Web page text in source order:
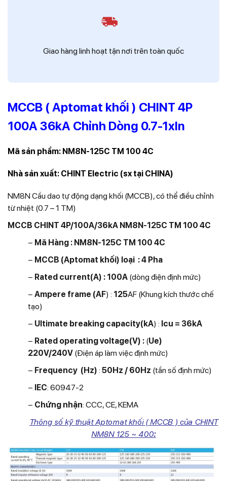
Giao hàng linh hoạt tận nơi trên toàn quốc
MCCB ( Aptomat khối ) CHINT 4P
100A 36kA Chỉnh Dòng 0.7-1xIn
Mã sản phẩm: NM8N-125C TM 100 4C
Nhà sản xuất: CHINT Electric (sx tại CHINA)
NM8N Cầu dao tự động dạng khối (MCCB), có thể điều chỉnh
từ nhiệt (0.7 – 1 TM)
MCCB CHINT 4P/100A/36kA NM8N-125C TM 100 4C
− Mã Hàng : NM8N-125C TM 100 4C
− MCCB (Aptomat khối) loại : 4 Pha
− Rated current(A) : 100A (dòng điện định mức)
− Ampere frame (AF) : 125AF (Khung kích thước chế
tạo)
− Ultimate breaking capacity(kA) : Icu = 36kA
− Rated operating voltage(V) : (Ue)
220V/240V (Điện áp làm việc định mức)
− Frequency (Hz) : 50Hz / 60Hz (tần số định mức)
− IEC: 60947-2
− Chứng nhận: CCC, CE, KEMA
Thông số kỹ thuật Aptomat khối ( MCCB ) của CHINT
NM8N 125 ~ 400: